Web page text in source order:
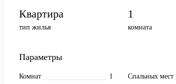
Квартира
тип жилья
1
комната
Параметры
Комнат 1 Спальных мест